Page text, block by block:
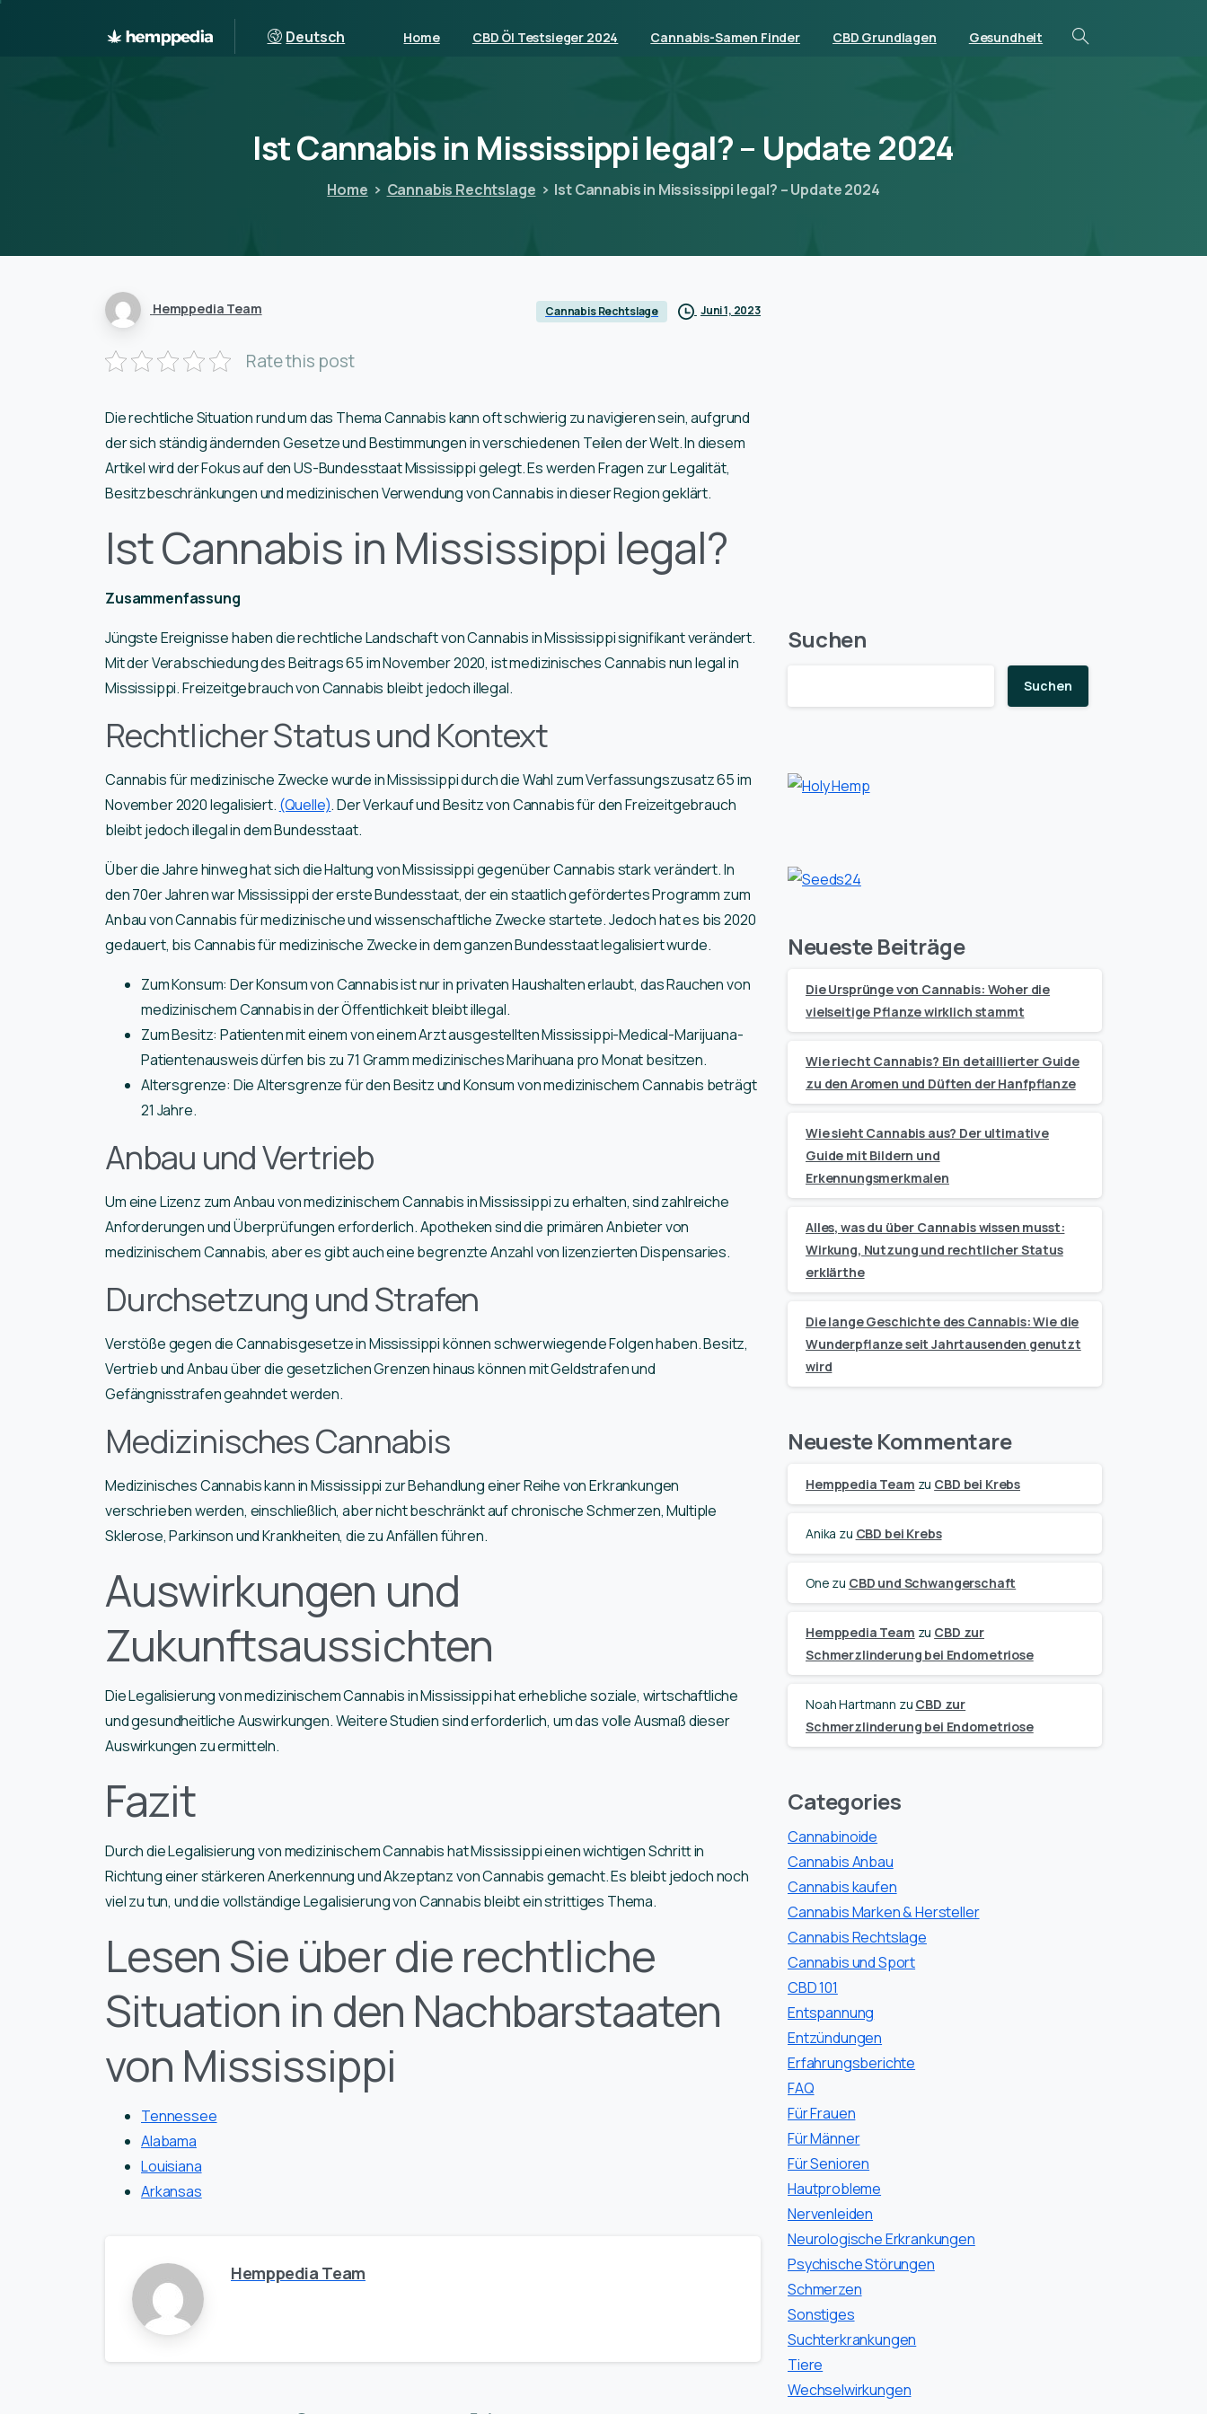
Deutsch Home CBD Öl Testsieger 2024 Cannabis-Samen Finder CBD Grundlagen Gesundheit
IstCannabis in Mississippi legal?– Update2024
Home Cannabis Rechtslage Ist Cannabis in Mississippi legal? – Update 2024
Hemppedia Team Cannabis Rechtslage Juni 1, 2023
Rate this post
Die rechtliche Situation rund um das Thema Cannabis kann oft schwierig zu navigieren sein, aufgrund
der sich ständig ändernden Gesetze und Bestimmungen in verschiedenen Teilen der Welt. In diesem
Artikel wird der Fokus auf den US-Bundesstaat Mississippi gelegt. Es werden Fragen zur Legalität,
Besitzbeschränkungen und medizinischen Verwendung von Cannabis in dieser Region geklärt.
Ist Cannabis in Mississippi legal?
Zusammenfassung
Jüngste Ereignisse haben die rechtliche Landschaft von Cannabis in Mississippi signifikant verändert.
Mit der Verabschiedung des Beitrags 65 im November 2020, ist medizinisches Cannabis nun legal in
Mississippi. Freizeitgebrauch von Cannabis bleibt jedoch illegal.
Rechtlicher Status und Kontext
Cannabis für medizinische Zwecke wurde in Mississippi durch die Wahl zum Verfassungszusatz 65 im
November 2020 legalisiert. (Quelle). Der Verkauf und Besitz von Cannabis für den Freizeitgebrauch
bleibt jedoch illegal in dem Bundesstaat.
Über die Jahre hinweg hat sich die Haltung von Mississippi gegenüber Cannabis stark verändert. In
den 70er Jahren war Mississippi der erste Bundesstaat, der ein staatlich gefördertes Programm zum
Anbau von Cannabis für medizinische und wissenschaftliche Zwecke startete. Jedoch hat es bis 2020
gedauert, bis Cannabis für medizinische Zwecke in dem ganzen Bundesstaat legalisiert wurde.
Zum Konsum: Der Konsum von Cannabis ist nur in privaten Haushalten erlaubt, das Rauchen von
medizinischem Cannabis in der Öffentlichkeit bleibt illegal.
Zum Besitz: Patienten mit einem von einem Arzt ausgestellten Mississippi-Medical-Marijuana-
Patientenausweis dürfen bis zu 71 Gramm medizinisches Marihuana pro Monat besitzen.
Altersgrenze: Die Altersgrenze für den Besitz und Konsum von medizinischem Cannabis beträgt
21 Jahre.
Anbau und Vertrieb
Um eine Lizenz zum Anbau von medizinischem Cannabis in Mississippi zu erhalten, sind zahlreiche
Anforderungen und Überprüfungen erforderlich. Apotheken sind die primären Anbieter von
medizinischem Cannabis, aber es gibt auch eine begrenzte Anzahl von lizenzierten Dispensaries.
Durchsetzung und Strafen
Verstöße gegen die Cannabisgesetze in Mississippi können schwerwiegende Folgen haben. Besitz,
Vertrieb und Anbau über die gesetzlichen Grenzen hinaus können mit Geldstrafen und
Gefängnisstrafen geahndet werden.
Medizinisches Cannabis
Medizinisches Cannabis kann in Mississippi zur Behandlung einer Reihe von Erkrankungen
verschrieben werden, einschließlich, aber nicht beschränkt auf chronische Schmerzen, Multiple
Sklerose, Parkinson und Krankheiten, die zu Anfällen führen.
Auswirkungen und
Zukunftsaussichten
Die Legalisierung von medizinischem Cannabis in Mississippi hat erhebliche soziale, wirtschaftliche
und gesundheitliche Auswirkungen. Weitere Studien sind erforderlich, um das volle Ausmaß dieser
Auswirkungen zu ermitteln.
Fazit
Durch die Legalisierung von medizinischem Cannabis hat Mississippi einen wichtigen Schritt in
Richtung einer stärkeren Anerkennung und Akzeptanz von Cannabis gemacht. Es bleibt jedoch noch
viel zu tun, und die vollständige Legalisierung von Cannabis bleibt ein strittiges Thema.
Lesen Sie über die rechtliche
Situation in den Nachbarstaaten
von Mississippi
Tennessee
Alabama
Louisiana
Arkansas
Hemppedia Team
Suchen
Suchen
Neueste Beiträge
Die Ursprünge von Cannabis: Woher die
vielseitige Pflanze wirklich stammt
Wie riecht Cannabis? Ein detaillierter Guide
zu den Aromen und Düften der Hanfpflanze
Wie sieht Cannabis aus? Der ultimative
Guide mit Bildern und
Erkennungsmerkmalen
Alles, was du über Cannabis wissen musst:
Wirkung, Nutzung und rechtlicher Status
erklärthe
Die lange Geschichte des Cannabis: Wie die
Wunderpflanze seit Jahrtausenden genutzt
wird
Neueste Kommentare
Hemppedia Team zu CBD bei Krebs
Anika zu CBD bei Krebs
One zu CBD und Schwangerschaft
Hemppedia Team zu CBD zur
Schmerzlinderung bei Endometriose
Noah Hartmann zu CBD zur
Schmerzlinderung bei Endometriose
Categories
Cannabinoide
Cannabis Anbau
Cannabis kaufen
Cannabis Marken & Hersteller
Cannabis Rechtslage
Cannabis und Sport
CBD 101
Entspannung
Entzündungen
Erfahrungsberichte
FAQ
Für Frauen
Für Männer
Für Senioren
Hautprobleme
Nervenleiden
Neurologische Erkrankungen
Psychische Störungen
Schmerzen
Sonstiges
Suchterkrankungen
Tiere
Wechselwirkungen